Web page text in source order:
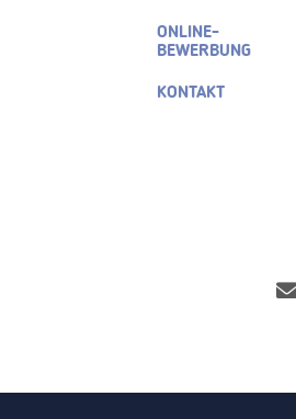
ONLINE-
BEWERBUNG
KONTAKT